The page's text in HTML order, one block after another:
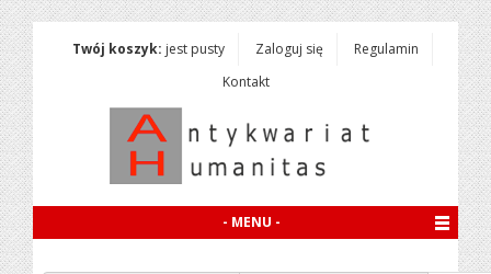
Twój koszyk: jest pusty Zaloguj się
Regulamin
Kontakt
- MENU -